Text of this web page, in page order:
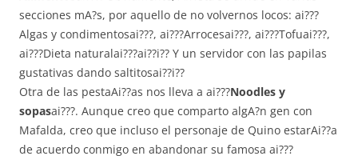
secciones mA?s, por aquello de no volvernos locos: ai???
Algas y condimentosai???, ai???Arrocesai???, ai???Tofuai???,
ai???Dieta naturalai???ai??i?? Y un servidor con las papilas
gustativas dando saltitosai??i??
Otra de las pestaAi??as nos lleva a ai???Noodles y
sopasai???. Aunque creo que comparto algA?n gen con
Mafalda, creo que incluso el personaje de Quino estarAi??a
de acuerdo conmigo en abandonar su famosa ai???